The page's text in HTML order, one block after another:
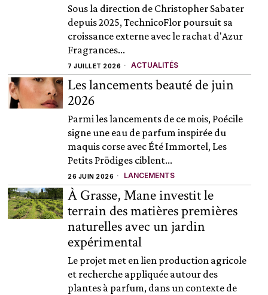
Sous la direction de Christopher Sabater
depuis 2025, TechnicoFlor poursuit sa
croissance externe avec le rachat d'Azur
Fragrances...
7 JUILLET 2026 ACTUALITÉS
Les lancements beauté de juin
2026
Parmi les lancements de ce mois, Poécile
signe une eau de parfum inspirée du
maquis corse avec Été Immortel, Les
Petits Prödiges ciblent...
26 JUIN 2026 LANCEMENTS
À Grasse, Mane investit le
terrain des matières premières
naturelles avec un jardin
expérimental
Le projet met en lien production agricole
et recherche appliquée autour des
plantes à parfum, dans un contexte de